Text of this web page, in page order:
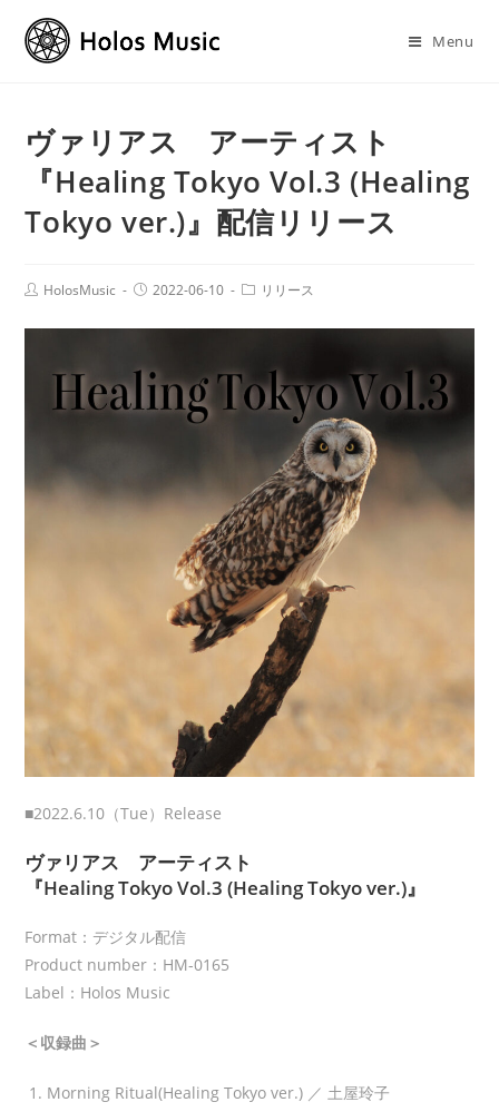
Menu
ヴァリアス アーティスト
『Healing Tokyo Vol.3 (Healing
Tokyo ver.)』配信リリース
HolosMusic 2022-06-10 リリース
■2022.6.10（Tue）Release
ヴァリアス アーティスト
『Healing Tokyo Vol.3 (Healing Tokyo ver.)』
Format：デジタル配信
Product number：HM-0165
Label：Holos Music
＜収録曲＞
Morning Ritual(Healing Tokyo ver.) ／ 土屋玲子